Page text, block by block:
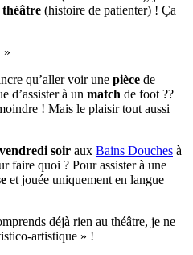
théâtre (histoire de patienter) ! Ça
qu’aller voir une pièce de
d’assister à un match de foot ??
! Mais le plaisir tout aussi
vendredi soir aux Bains Douches à
faire quoi ? Pour assister à une
et jouée uniquement en langue
déjà rien au théâtre, je ne
artistique » !